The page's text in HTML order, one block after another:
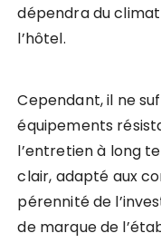
dépendra du
l’hôtel.
Cependant, il ne
équipements
l’entretien à long
clair, adapté aux
pérennité de
de marque de